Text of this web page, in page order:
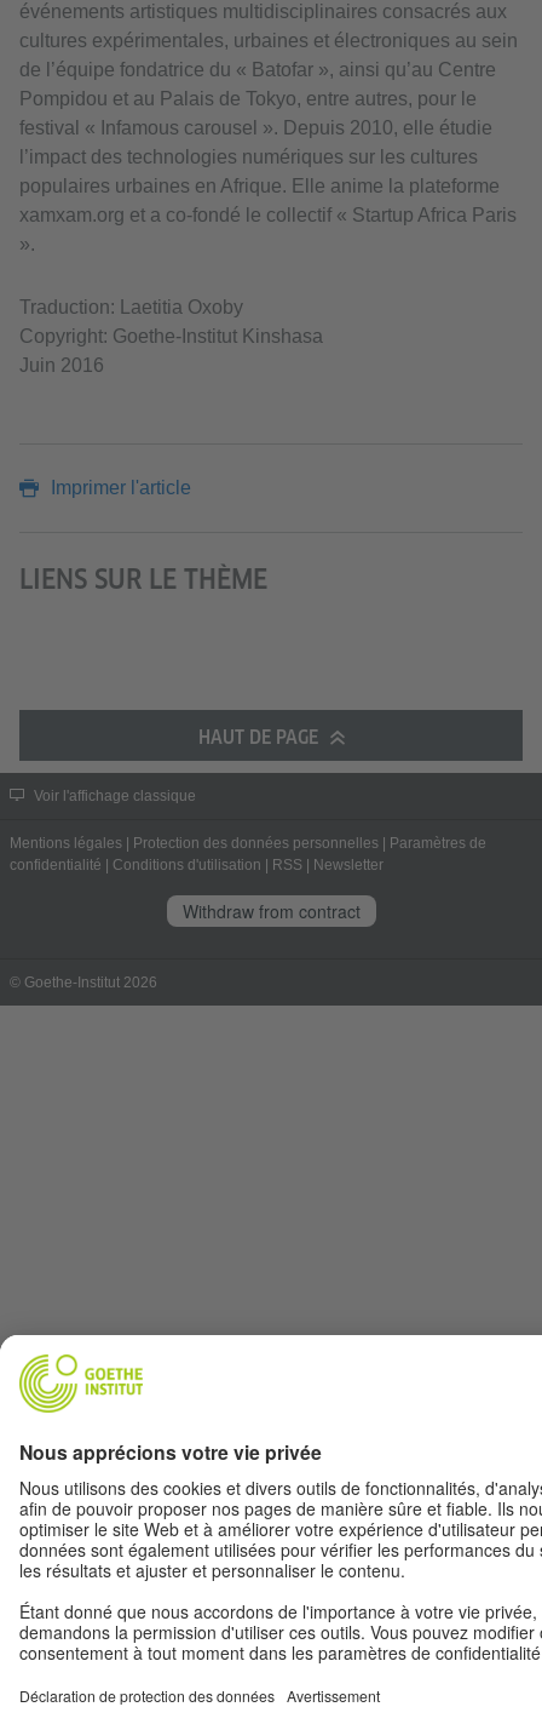
événements artistiques multidisciplinaires consacrés aux
cultures expérimentales, urbaines et électroniques au sein
de l’équipe fondatrice du « Batofar », ainsi qu’au Centre
Pompidou et au Palais de Tokyo, entre autres, pour le
festival « Infamous carousel ». Depuis 2010, elle étudie
l’impact des technologies numériques sur les cultures
populaires urbaines en Afrique. Elle anime la plateforme
xamxam.org et a co-fondé le collectif « Startup Africa Paris
».
Traduction: Laetitia Oxoby
Copyright: Goethe-Institut Kinshasa
Juin 2016
Imprimer l'article
LIENS SUR LE THÈME
HAUT DE PAGE
Voir l'affichage classique
Mentions légales Protection des données personnelles
Paramètres de
confidentialité
Conditions d'utilisation RSS Newsletter
Withdraw from contract
© Goethe-Institut 2026